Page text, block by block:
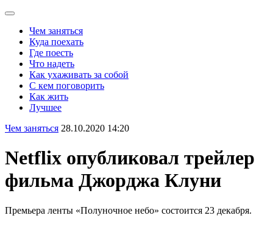
Чем заняться
Куда поехать
Где поесть
Что надеть
Как ухаживать за собой
С кем поговорить
Как жить
Лучшее
Чем заняться 28.10.2020 14:20
Netflix опубликовал трейлер
фильма Джорджа Клуни
Премьера ленты «Полуночное небо» состоится 23 декабря.